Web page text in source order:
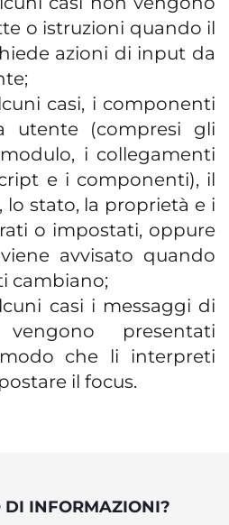
o istruzioni quando il
azioni di input da
casi, i componenti
utente (compresi gli
i collegamenti
e i componenti), il
lo stato, la proprietà e i
o impostati, oppure
avvisato quando
cambiano;
casi i messaggi di
presentati
che li interpreti
il focus.
DI INFORMAZIONI?